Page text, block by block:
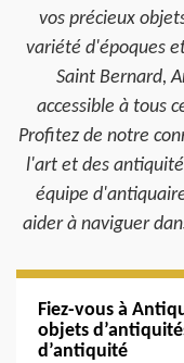
vos précieux
variété d'époques
Saint Bernard,
accessible à tous
Profitez de notre
l'art et des
équipe
aider à naviguer
Fiez-vous à
objets
d’antiquité